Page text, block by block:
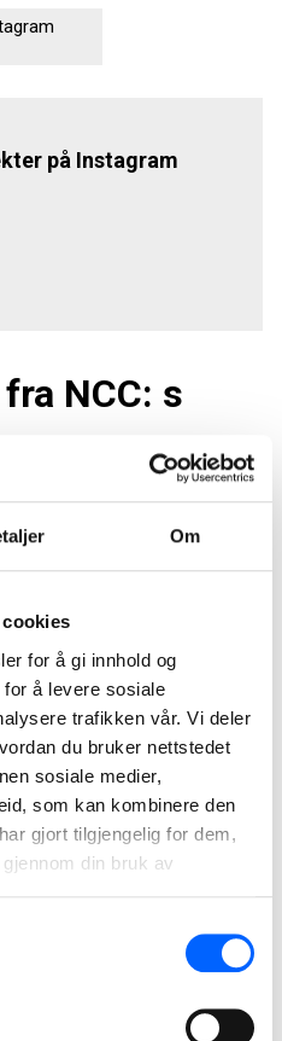
Om
for å gi innhold og
å levere sosiale
trafikken vår. Vi deler
du bruker nettstedet
sosiale medier,
som kan kombinere den
gjort tilgjengelig for dem,
din bruk av
på Instagram
NCC: s
inn tidlig
stram
produseres og monteres,
resultatet – men hvor
og mer
i Bergen
Derfor er valg av
bransjen skal kutte
sikre stabil drift. Denne uken
omstillingen, da vi satte
ved vår